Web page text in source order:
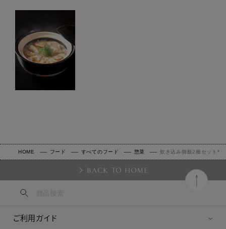
HOME フード すべてのフード 惣菜 炊き込み御飯2種セット*
BACK TO HOME
ご利用ガイド